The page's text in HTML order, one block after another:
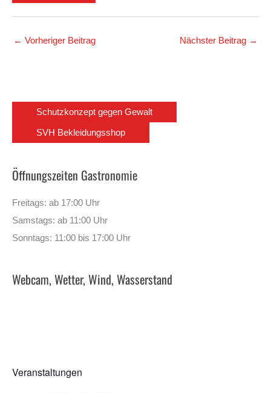
← Vorheriger Beitrag Nächster Beitrag →
Schutzkonzept gegen Gewalt
SVH Bekleidungsshop
Öffnungszeiten Gastronomie
Freitags: ab 17:00 Uhr
Samstags: ab 11:00 Uhr
Sonntags: 11:00 bis 17:00 Uhr
Webcam, Wetter, Wind, Wasserstand
Veranstaltungen